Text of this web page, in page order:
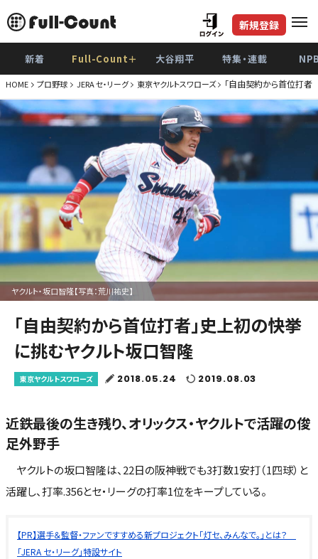
新規登録
新着 Full-Count＋ 大谷翔平 特集・連載
HOME プロ野球 JERA セ・リーグ 東京ヤクルトスワローズ 「自由契約から首位打者
ヤクルト・坂口智隆【写真：荒川祐史】
「自由契約から首位打者」史上初の快挙
に挑むヤクルト坂口智隆
東京ヤクルトスワローズ 2018.05.24 2019.08.03
近鉄最後の生き残り、オリックス・ヤクルトで活躍の俊
足外野手
ヤクルトの坂口智隆は、22日の阪神戦でも3打数1安打（1四球）と
活躍し、打率.356とセ・リーグの打率1位をキープしている。
【PR】選手＆監督・ファンですすめる新プロジェクト「灯セ、みんなで。」とは？
「JERA セ・リーグ」特設サイト